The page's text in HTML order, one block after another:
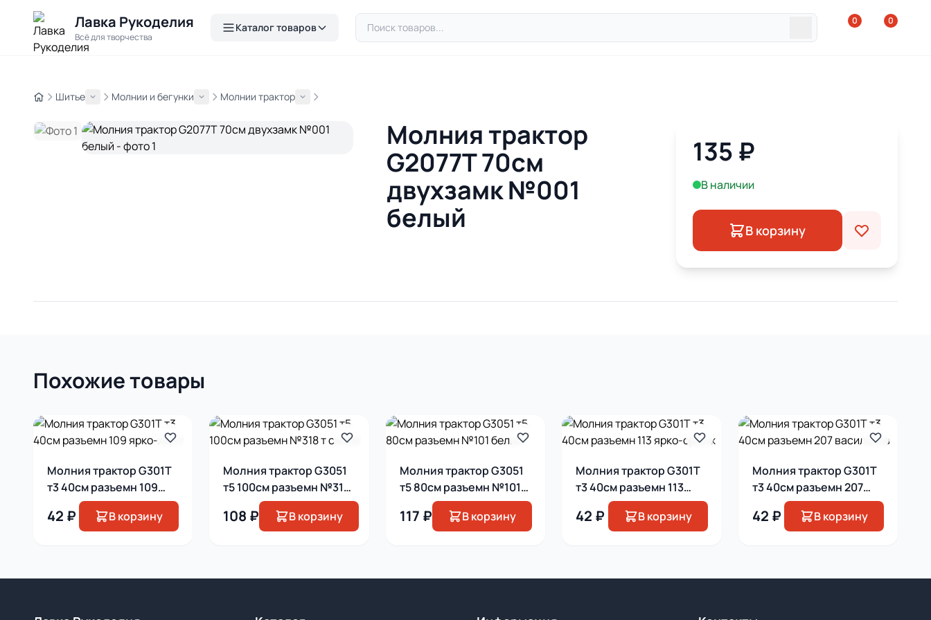
Лавка Рукоделия
Всё для творчества
Каталог товаров
0 0
Шитье Молнии и бегунки Молнии трактор
Молния трактор
G2077T 70см
двухзамк №001
белый
135 ₽
В наличии
В корзину
Похожие товары
Молния трактор G301T
т3 40см разъемн 109
ярко-желт
42 ₽ В корзину
Молния трактор G3051
т5 100см разъемн №318
т синий
108 ₽ В корзину
Молния трактор G3051
т5 80см разъемн №101
белый
117 ₽ В корзину
Молния трактор G301T
т3 40см разъемн 113
ярко-оранж
42 ₽ В корзину
Молния трактор G301T
т3 40см разъемн 207
васильков
42 ₽ В корзину